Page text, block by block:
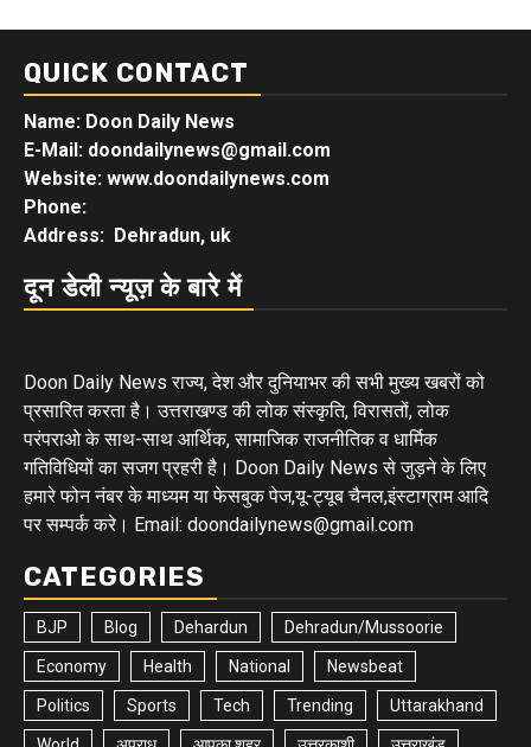
QUICK CONTACT
Name: Doon Daily News
E-Mail: doondailynews@gmail.com
Website: www.doondailynews.com
Phone:
Address: Dehradun, uk
दून डेली न्यूज़ के बारे में
Doon Daily News राज्य, देश और दुनियाभर की सभी मुख्य खबरों को
प्रसारित करता है। उत्तराखण्ड की लोक संस्कृति, विरासतों, लोक
परंपराओ के साथ-साथ आर्थिक, सामाजिक राजनीतिक व धार्मिक
गतिविधियों का सजग प्रहरी है। Doon Daily News से जुड़ने के लिए
हमारे फोन नंबर के माध्यम या फेसबुक पेज,यू-ट्यूब चैनल,इंस्टाग्राम आदि
पर सम्पर्क करे। Email: doondailynews@gmail.com
CATEGORIES
BJP Blog Dehardun Dehradun/Mussoorie
Economy Health National Newsbeat
Politics Sports Tech Trending Uttarakhand